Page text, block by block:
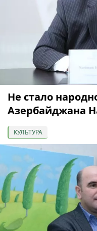
Не стало
Азербайджана
КУЛЬТУРА